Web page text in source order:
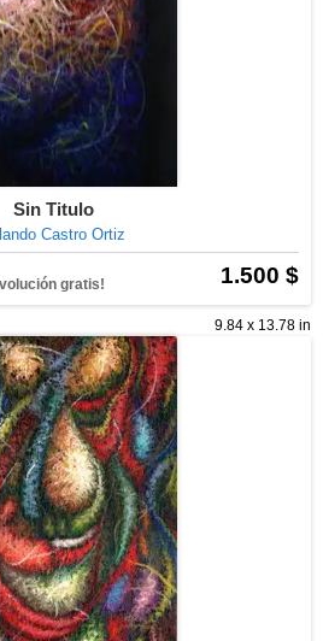
Sin Titulo
Castro Ortiz
1.500 $
gratis!
9.84 x 13.78 in